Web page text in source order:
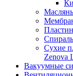
Сухие
Zenova
Вакуумные